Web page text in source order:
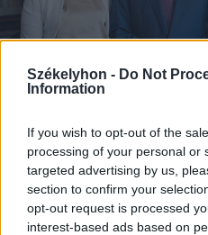
Székelyhon - Do Not
Information
If you wish to opt-out of the
processing of your personal or
targeted advertising by us,
section to confirm your
opt-out request is processed
interest-based ads based on
2026. augusztus 08.,
Baka András
köztársasági